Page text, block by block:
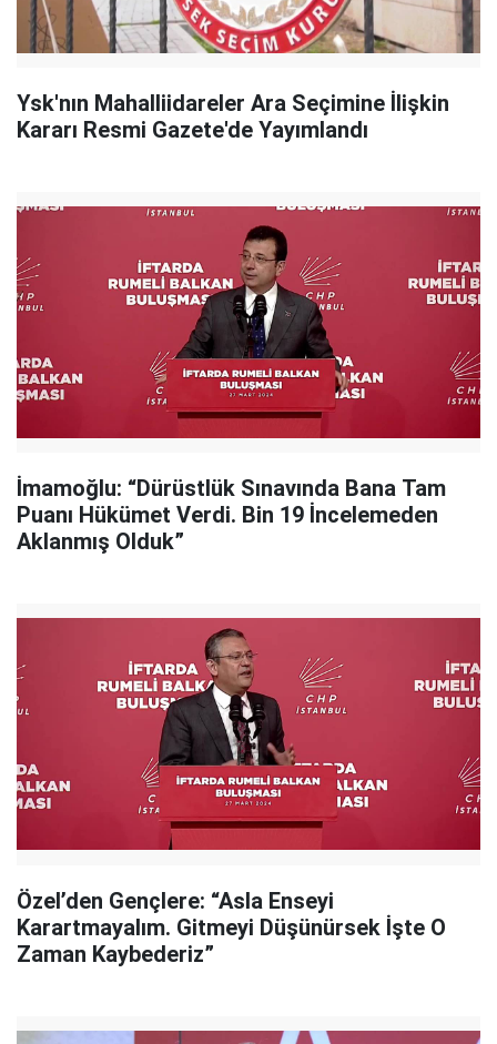
Ysk'nın Mahalliidareler Ara Seçimine İlişkin
Kararı Resmi Gazete'de Yayımlandı
İmamoğlu: “Dürüstlük Sınavında Bana Tam
Puanı Hükümet Verdi. Bin 19 İncelemeden
Aklanmış Olduk”
Özel’den Gençlere: “Asla Enseyi
Karartmayalım. Gitmeyi Düşünürsek İşte O
Zaman Kaybederiz”